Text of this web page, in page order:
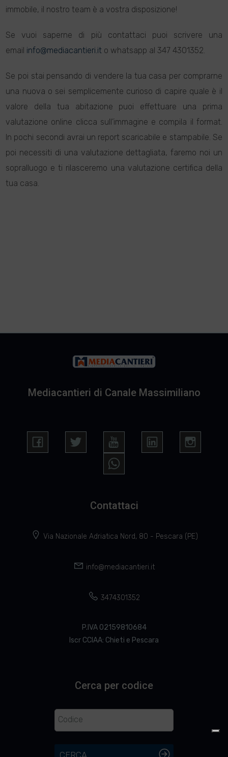
immobile, il nostro team è a vostra disposizione!
Se vuoi saperne di più contattaci puoi scrivere una
email info@mediacantieri.it o whatsapp al 347 4301352.
Se poi stai pensando di vendere la tua casa per comprarne
una nuova o sei semplicemente curioso di capire quale è il
valore della tua abitazione puoi effettuare una prima
valutazione online clicca sull’immagine e compila il format.
In pochi secondi avrai un report scaricabile e stampabile. Se
poi necessiti di una valutazione dettagliata, faremo noi un
sopralluogo e ti rilasceremo una valutazione certifica della
tua casa.
Mediacantieri di Canale Massimiliano
Contattaci
Via Nazionale Adriatica Nord, 80 - Pescara (PE)
info@mediacantieri.it
3474301352
P.IVA 02159810684
Iscr CCIAA: Chieti e Pescara
Cerca per codice
CERCA